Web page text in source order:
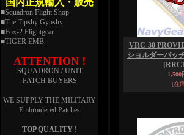
国内正規輸入・販売
■Squadron Flight Shop
■The Tipshy Gypshy
■Fox-2 Flightgear
■TIGER EMB.
ATTENTION !
SQUADRON / UNIT
PATCH BUYERS
WE SUPPLY THE MILITARY
Embroidered Patches
TOP QUALITY !
VRC-30
ショルダーパッ
1,500
[在